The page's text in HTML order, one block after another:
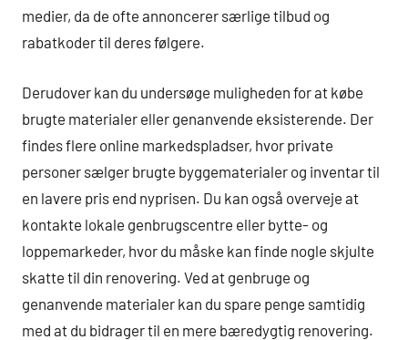
medier, da de ofte annoncerer særlige tilbud og
rabatkoder til deres følgere.
Derudover kan du undersøge muligheden for at købe
brugte materialer eller genanvende eksisterende. Der
findes flere online markedspladser, hvor private
personer sælger brugte byggematerialer og inventar til
en lavere pris end nyprisen. Du kan også overveje at
kontakte lokale genbrugscentre eller bytte- og
loppemarkeder, hvor du måske kan finde nogle skjulte
skatte til din renovering. Ved at genbruge og
genanvende materialer kan du spare penge samtidig
med at du bidrager til en mere bæredygtig renovering.